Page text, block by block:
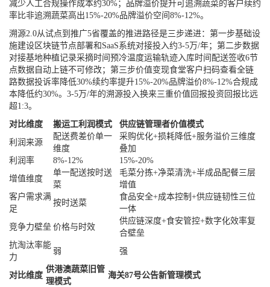
减少人工合规操作成本约30%；品牌溢价提升可追溯蔬菜的客户续约
率比非追溯蔬菜高出15%-20%品牌溢价空间8%-12%。
溯源2.0从试点到推广5省覆盖的推进路径是三步递进：第一步基础设
施建设区块链节点部署和SaaS系统对接投入约3-5万/年；第二步数据
对接基地种植记录采摘时间预冷温度运输轨迹入库时间配送签收6节
点数据自动上链不可修改；第三步价值变现食堂客户扫码查看全链
路数据投诉率降低30%续约率提升15%-20%品牌溢价8%-12%合规成
本降低约30%。3-5万/年的溯源投入换来三重价值回报投资回报比远
超1:3。
对比维度
搬运工利润模式
供应链管理者价值模式
利润来源
配送费差价单一
维度
采购优化+损耗降低+服务溢价三维度
叠加
利润率
8%-12%
15%-20%
增值维度
单一配送按时送
菜
毛菜分拣+净菜清洗+半成品配餐三层
增值
客户需求满
足
按时送菜
食品安全+成本控制+供应链韧性三位
一体
竞争力壁垒 价格与时效
供应链深度+食安管控+数字化效率复
合壁垒
抗淘汰率能
力
弱 强
对比维度
供港澳蔬菜旧管
理模式
海关87号公告新管理模式